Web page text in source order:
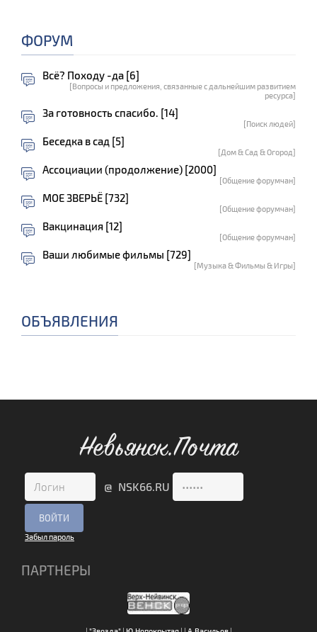
ФОРУМ
Всё? Походу -да [6]
[Вопросы и предложения, связанные с дальнейшим развитием
ресурса]
За готовность спасибо. [14]
[Поиск людей]
Беседка в сад [5]
[Дом & Сад & Огород]
Ассоциации (продолжение) [2000]
[Общение форумчан]
МОЕ ЗВЕРЬЁ [732]
[Общение форумчан]
Вакцинация [12]
[Общение форумчан]
Ваши любимые фильмы [729]
[Музыка & Фильмы & Игры]
ОБЪЯВЛЕНИЯ
Невьянск.Почта
@ NSK66.RU
Забыл пароль
ПАРТНЕРЫ